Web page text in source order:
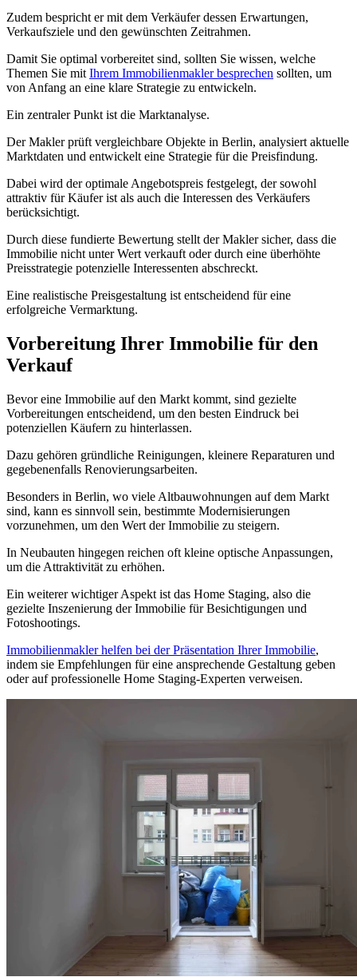
Zudem bespricht er mit dem Verkäufer dessen Erwartungen,
Verkaufsziele und den gewünschten Zeitrahmen.
Damit Sie optimal vorbereitet sind, sollten Sie wissen, welche
Themen Sie mit Ihrem Immobilienmakler besprechen sollten, um
von Anfang an eine klare Strategie zu entwickeln.
Ein zentraler Punkt ist die Marktanalyse.
Der Makler prüft vergleichbare Objekte in Berlin, analysiert aktuelle
Marktdaten und entwickelt eine Strategie für die Preisfindung.
Dabei wird der optimale Angebotspreis festgelegt, der sowohl
attraktiv für Käufer ist als auch die Interessen des Verkäufers
berücksichtigt.
Durch diese fundierte Bewertung stellt der Makler sicher, dass die
Immobilie nicht unter Wert verkauft oder durch eine überhöhte
Preisstrategie potenzielle Interessenten abschreckt.
Eine realistische Preisgestaltung ist entscheidend für eine
erfolgreiche Vermarktung.
Vorbereitung Ihrer Immobilie für den
Verkauf
Bevor eine Immobilie auf den Markt kommt, sind gezielte
Vorbereitungen entscheidend, um den besten Eindruck bei
potenziellen Käufern zu hinterlassen.
Dazu gehören gründliche Reinigungen, kleinere Reparaturen und
gegebenenfalls Renovierungsarbeiten.
Besonders in Berlin, wo viele Altbauwohnungen auf dem Markt
sind, kann es sinnvoll sein, bestimmte Modernisierungen
vorzunehmen, um den Wert der Immobilie zu steigern.
In Neubauten hingegen reichen oft kleine optische Anpassungen,
um die Attraktivität zu erhöhen.
Ein weiterer wichtiger Aspekt ist das Home Staging, also die
gezielte Inszenierung der Immobilie für Besichtigungen und
Fotoshootings.
Immobilienmakler helfen bei der Präsentation Ihrer Immobilie,
indem sie Empfehlungen für eine ansprechende Gestaltung geben
oder auf professionelle Home Staging-Experten verweisen.